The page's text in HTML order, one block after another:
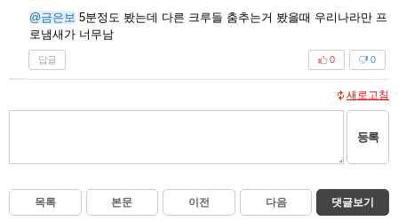
@금은보 5분정도 봤는데 다른 크루들 춤추는거 봤을때 우리나라만 프
로냄새가 너무남
답글 0
0
새로고침
등록
목록 본문 이전 다음 댓글보기